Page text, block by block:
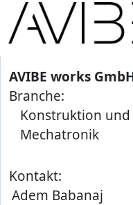
AVIBE works
Branche:
Konstruktion
Mechatronik
Kontakt:
Adem Babanaj